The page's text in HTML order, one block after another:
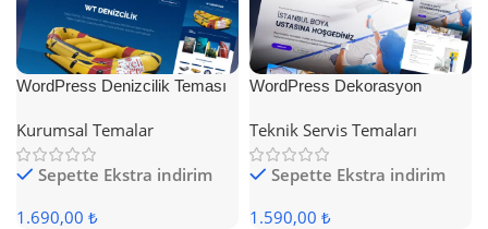
WordPress Denizcilik Teması
Kurumsal Temalar
Sepette Ekstra indirim
1.690,00 ₺
WordPress Dekorasyon
Teknik Servis Temaları
Sepette Ekstra indirim
1.590,00 ₺